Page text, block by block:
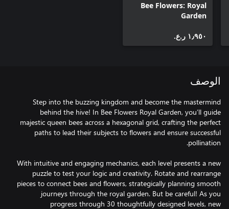
Bee Flowers: Royal
Garden
١٫٩٥٠ ر.ع.‏
الوصف
Step into the buzzing kingdom and become the mastermind
behind the hive! In Bee Flowers Royal Garden, you’ll guide
majestic queen bees across a hexagonal grid, crafting the perfect
paths to lead their subjects to flowers and ensure successful
With intuitive and engaging mechanics, each level presents a new
puzzle to test your logic and creativity. Rotate and rearrange
pieces to connect bees and flowers, strategically planning smooth
journeys through the royal garden. But be careful! As you
progress through 30 thoughtfully designed levels, new